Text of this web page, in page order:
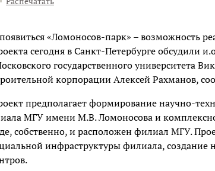
«Ломоносов-парк» – возможность
сегодня в Санкт-Петербурге обсудили
государственного университета
корпорации Алексей Рахманов,
предполагает формирование научно-
МГУ имени М.В. Ломоносова и
собственно, и расположен филиал МГУ.
инфраструктуры филиала,